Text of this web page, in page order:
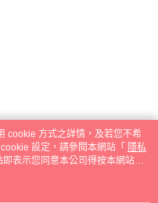
cookie 方式之詳情，及若您不希
設定，請參閱本網站「 隱私
表示您同意本公司得按本網站使